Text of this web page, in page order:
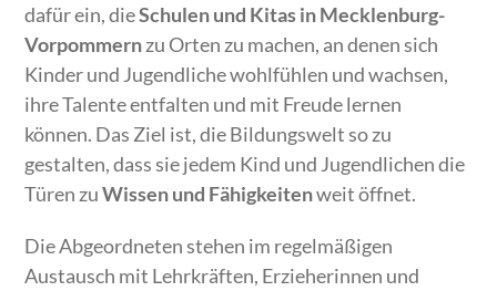
dafür ein, dieSchulen und Kitas in Mecklenburg-
Vorpommernzu Orten zu machen, an denen sich
Kinder und Jugendliche wohlfühlen und wachsen,
ihre Talente entfalten und mit Freude lernen
können. Das Ziel ist, die Bildungswelt so zu
gestalten, dass sie jedem Kind und Jugendlichen die
Türen zuWissen und Fähigkeitenweit öffnet.
Die Abgeordneten stehen im regelmäßigen
Austausch mit Lehrkräften, Erzieherinnen und